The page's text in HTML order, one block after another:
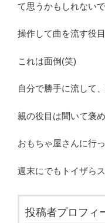
て思うかもしれない
操作して曲を流す役
これは面倒(笑)
自分で勝手に流して
親の役目は聞いて褒
おもちゃ屋さんに行
週末にでもトイザら
投稿者プロフィ